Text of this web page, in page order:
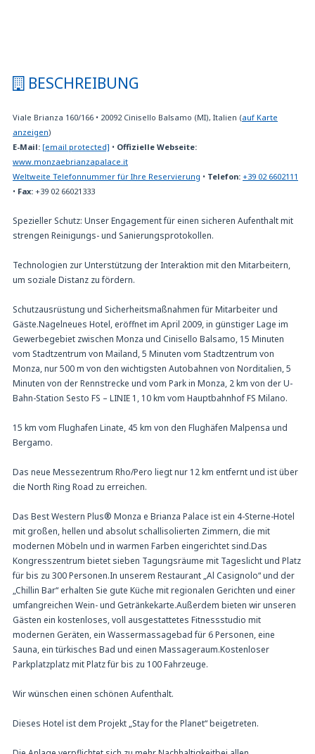
BESCHREIBUNG
Viale Brianza 160/166 • 20092 Cinisello Balsamo (MI), Italien (auf Karte
anzeigen)
E-Mail: [email protected] • Offizielle Webseite:
www.monzaebrianzapalace.it
Weltweite Telefonnummer für Ihre Reservierung • Telefon: +39 02 6602111
• Fax: +39 02 66021333
Spezieller Schutz: Unser Engagement für einen sicheren Aufenthalt mit
strengen Reinigungs- und Sanierungsprotokollen.
Technologien zur Unterstützung der Interaktion mit den Mitarbeitern,
um soziale Distanz zu fördern.
Schutzausrüstung und Sicherheitsmaßnahmen für Mitarbeiter und
Gäste.Nagelneues Hotel, eröffnet im April 2009, in günstiger Lage im
Gewerbegebiet zwischen Monza und Cinisello Balsamo, 15 Minuten
vom Stadtzentrum von Mailand, 5 Minuten vom Stadtzentrum von
Monza, nur 500 m von den wichtigsten Autobahnen von Norditalien, 5
Minuten von der Rennstrecke und vom Park in Monza, 2 km von der U-
Bahn-Station Sesto FS – LINIE 1, 10 km vom Hauptbahnhof FS Milano.
15 km vom Flughafen Linate, 45 km von den Flughäfen Malpensa und
Bergamo.
Das neue Messezentrum Rho/Pero liegt nur 12 km entfernt und ist über
die North Ring Road zu erreichen.
Das Best Western Plus® Monza e Brianza Palace ist ein 4-Sterne-Hotel
mit großen, hellen und absolut schallisolierten Zimmern, die mit
modernen Möbeln und in warmen Farben eingerichtet sind.Das
Kongresszentrum bietet sieben Tagungsräume mit Tageslicht und Platz
für bis zu 300 Personen.In unserem Restaurant „Al Casignolo“ und der
„Chillin Bar“ erhalten Sie gute Küche mit regionalen Gerichten und einer
umfangreichen Wein- und Getränkekarte.Außerdem bieten wir unseren
Gästen ein kostenloses, voll ausgestattetes Fitnessstudio mit
modernen Geräten, ein Wassermassagebad für 6 Personen, eine
Sauna, ein türkisches Bad und einen Massageraum.Kostenloser
Parkplatzplatz mit Platz für bis zu 100 Fahrzeuge.
Wir wünschen einen schönen Aufenthalt.
Dieses Hotel ist dem Projekt „Stay for the Planet“ beigetreten.